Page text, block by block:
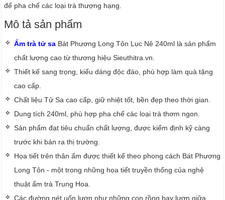
để pha chế các loại trà thượng hạng.
Mô tả sản phẩm
Ấm trà tử sa Bát Phương Long Tôn Lục Nê 240ml là sản phẩm
chất lượng cao từ thương hiệu Sieuthitra.vn.
Thiết kế sang trọng, kiểu dáng độc đáo, phù hợp làm quà tặng
cao cấp.
Chất liệu Tử Sa cao cấp, giữ nhiệt tốt, bền đẹp theo thời gian.
Dung tích 240ml, phù hợp pha chế các loại trà thơm ngon.
Sản phẩm đạt tiêu chuẩn chất lượng, được kiểm định kỹ càng
trước khi bán ra thị trường.
Họa tiết trên thân ấm được thiết kế theo phong cách Bát Phương
Long Tôn - một trong những họa tiết truyền thống của nghệ
thuật ấm trà Trung Hoa.
Các đường nét uốn lượn như những con rồng bay lượn giữa